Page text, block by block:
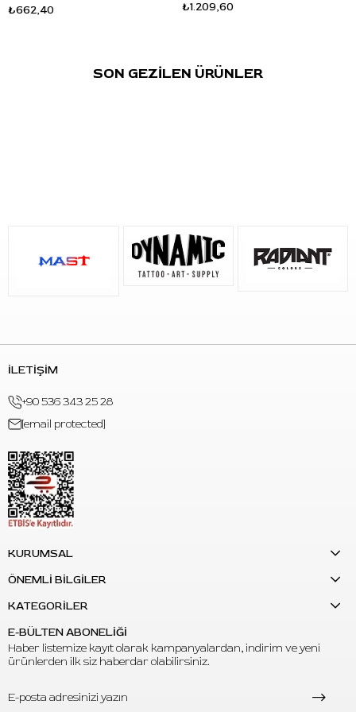
dolgu çalışmalarında kullanılabilir.
S: Ürün hacmi nedir?
₺662,40 ₺1.209,60
SON GEZİLEN ÜRÜNLER
İLETİŞİM
+90 536 343 25 28
[email protected]
KURUMSAL
ÖNEMLİ BİLGİLER
KATEGORİLER
E-BÜLTEN ABONELİĞİ
Haber listemize kayıt olarak kampanyalardan, indirim ve yeni
ürünlerden ilk siz haberdar olabilirsiniz.